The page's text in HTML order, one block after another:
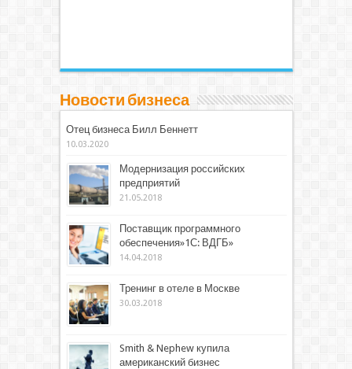
Новости бизнеса
Отец бизнеса Билл Беннетт
10.03.2020
Модернизация российских
предприятий
21.05.2018
Поставщик программного
обеспечения»1С: ВДГБ»
14.04.2018
Тренинг в отеле в Москве
30.03.2018
Smith & Nephew купила
американский бизнес